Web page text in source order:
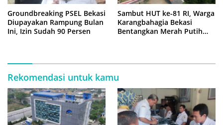
Groundbreaking PSEL Bekasi
Diupayakan Rampung Bulan
Ini, Izin Sudah 90 Persen
Sambut HUT ke-81 RI, Warga
Karangbahagia Bekasi
Bentangkan Merah Putih
Rekomendasi untuk kamu